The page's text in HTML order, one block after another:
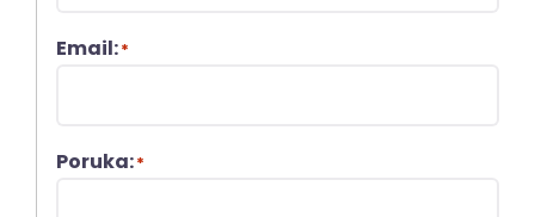
Email:*
Poruka:*